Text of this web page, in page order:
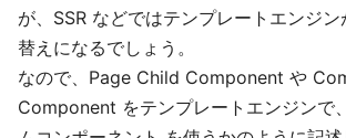
が、SSR などではテンプレートエンジ
替えになるでしょう。
なので、Page Child Component や
Component をテンプレートエンジンで